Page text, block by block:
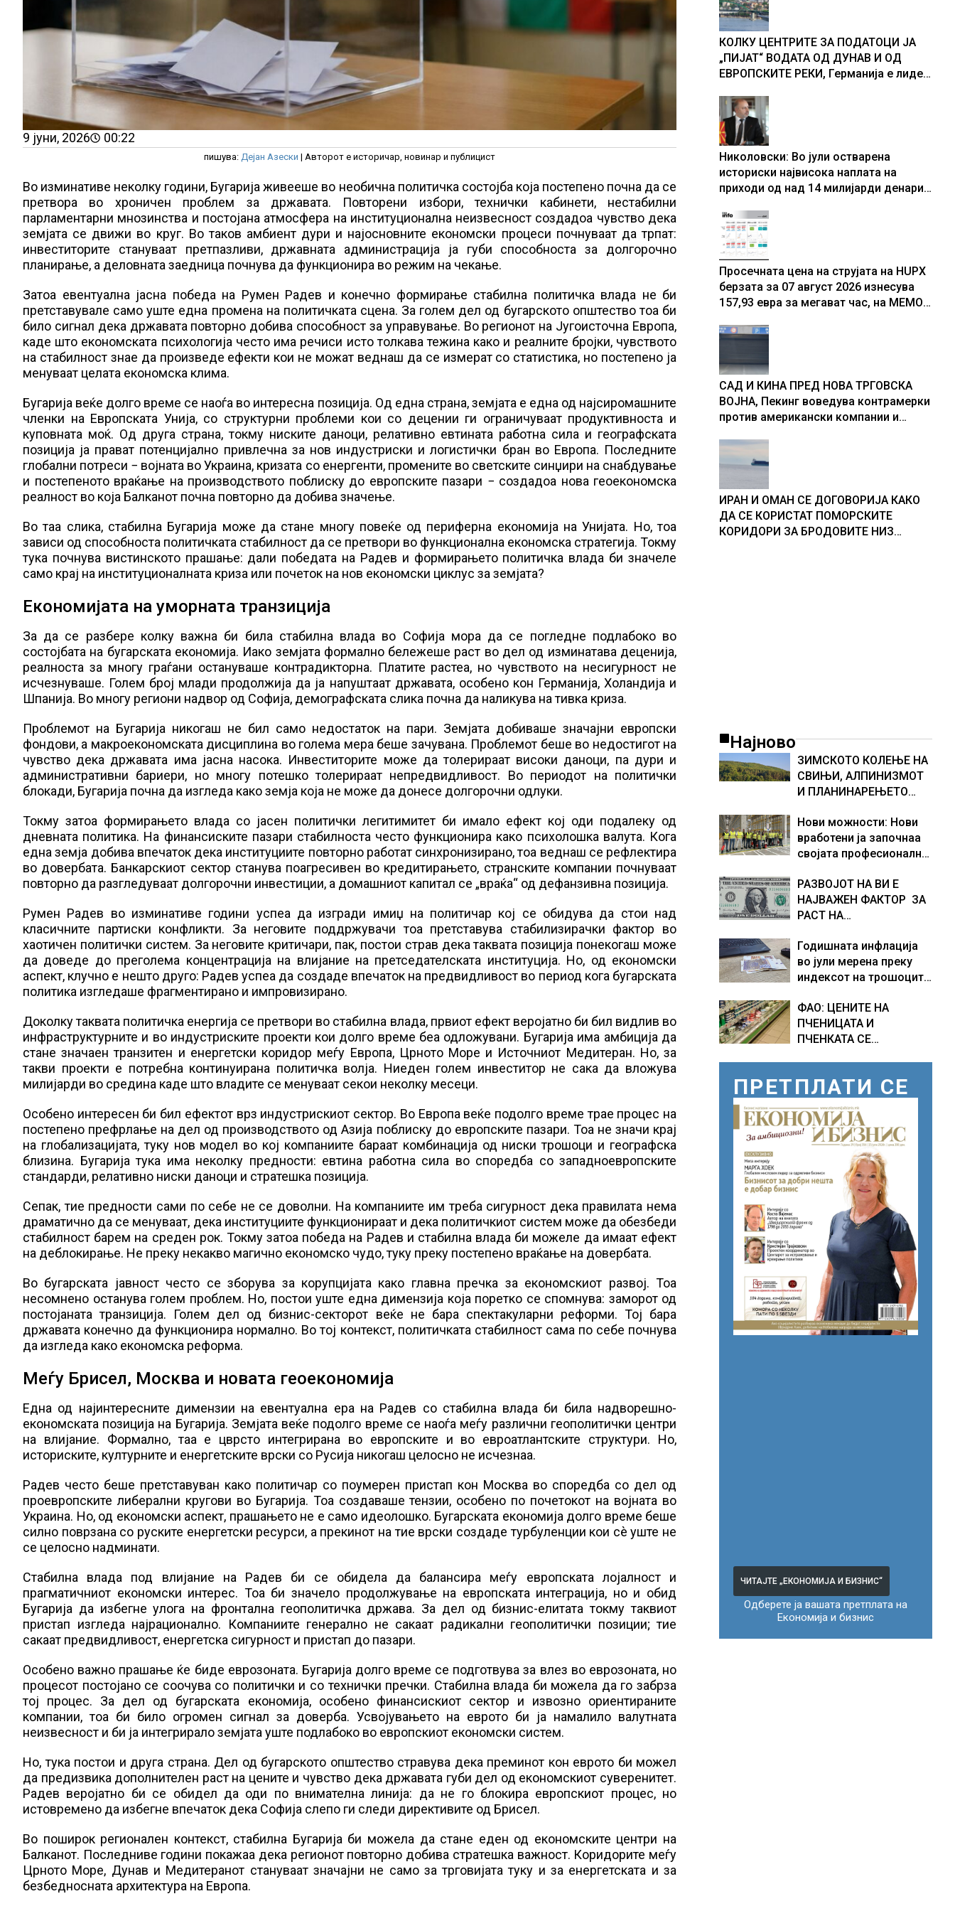
9 јуни, 2026 00:22
пишува: Дејан Азески | Авторот е историчар, новинар и публицист
Во изминативе неколку години, Бугарија живееше во необична политичка состојба која постепено почна да се
претвора во хроничен проблем за државата. Повторени избори, технички кабинети, нестабилни
парламентарни мнозинства и постојана атмосфера на институционална неизвесност создадоа чувство дека
земјата се движи во круг. Во таков амбиент дури и најосновните економски процеси почнуваат да трпат:
инвеститорите стануваат претпазливи, државната администрација ја губи способноста за долгорочно
планирање, а деловната заедница почнува да функционира во режим на чекање.
Затоа евентуална јасна победа на Румен Радев и конечно формирање стабилна политичка влада не би
претставувале само уште една промена на политичката сцена. За голем дел од бугарското општество тоа би
било сигнал дека државата повторно добива способност за управување. Во регионот на Југоисточна Европа,
каде што економската психологија често има речиси исто толкава тежина како и реалните бројки, чувството
на стабилност знае да произведе ефекти кои не можат веднаш да се измерaт со статистика, но постепено ја
менуваат целата економска клима.
Бугарија веќе долго време се наоѓа во интересна позиција. Од една страна, земјата е една од најсиромашните
членки на Европската Унија, со структурни проблеми кои со децении ги ограничуваат продуктивноста и
куповната моќ. Од друга страна, токму ниските даноци, релативно евтината работна сила и географската
позиција ја прават потенцијално привлечна за нов индустриски и логистички бран во Европа. Последните
глобални потреси − војната во Украина, кризата со енергенти, промените во светските синџири на снабдување
и постепеното враќање на производството поблиску до европските пазари − создадоа нова геоекономска
реалност во која Балканот почна повторно да добива значење.
Во таа слика, стабилна Бугарија може да стане многу повеќе од периферна економија на Унијата. Но, тоа
зависи од способноста политичката стабилност да се претвори во функционална економска стратегија. Токму
тука почнува вистинското прашање: дали победата на Радев и формирањето политичка влада би значеле
само крај на институционалната криза или почеток на нов економски циклус за земјата?
Економијата на уморната транзиција
За да се разбере колку важна би била стабилна влада во Софија мора да се погледне подлабоко во
состојбата на бугарската економија. Иако земјата формално бележеше раст во дел од изминатава деценија,
реалноста за многу граѓани остануваше контрадикторна. Платите растеа, но чувството на несигурност не
исчезнуваше. Голем број млади продолжија да ја напуштаат државата, особено кон Германија, Холандија и
Шпанија. Во многу региони надвор од Софија, демографската слика почна да наликува на тивка криза.
Проблемот на Бугарија никогаш не бил само недостаток на пари. Земјата добиваше значајни европски
фондови, а макроекономската дисциплина во голема мера беше зачувана. Проблемот беше во недостигот на
чувство дека државата има јасна насока. Инвеститорите може да толерираат високи даноци, па дури и
административни бариери, но многу потешко толерираат непредвидливост. Во периодот на политички
блокади, Бугарија почна да изгледа како земја која не може да донесе долгорочни одлуки.
Токму затоа формирањето влада со јасен политички легитимитет би имало ефект кој оди подалеку од
дневната политика. На финансиските пазари стабилноста често функционира како психолошка валута. Кога
една земја добива впечаток дека институциите повторно работат синхронизирано, тоа веднаш се рефлектира
во довербата. Банкарскиот сектор станува поагресивен во кредитирањето, странските компании почнуваат
повторно да разгледуваат долгорочни инвестиции, а домашниот капитал се „враќа“ од дефанзивна позиција.
Румен Радев во изминативе години успеа да изгради имиџ на политичар кој се обидува да стои над
класичните партиски конфликти. За неговите поддржувачи тоа претставува стабилизирачки фактор во
хаотичен политички систем. За неговите критичари, пак, постои страв дека таквата позиција понекогаш може
да доведе до преголема концентрација на влијание на претседателската институција. Но, од економски
аспект, клучно е нешто друго: Радев успеа да создаде впечаток на предвидливост во период кога бугарската
политика изгледаше фрагментирано и импровизирано.
Доколку таквата политичка енергија се претвори во стабилна влада, првиот ефект веројатно би бил видлив во
инфраструктурните и во индустриските проекти кои долго време беа одложувани. Бугарија има амбиција да
стане значаен транзитен и енергетски коридор меѓу Европа, Црното Море и Источниот Медитеран. Но, за
такви проекти е потребна континуирана политичка волја. Ниеден голем инвеститор не сака да вложува
милијарди во средина каде што владите се менуваат секои неколку месеци.
Особено интересен би бил ефектот врз индустрискиот сектор. Во Европа веќе подолго време трае процес на
постепено префрлање на дел од производството од Азија поблиску до европските пазари. Тоа не значи крај
на глобализацијата, туку нов модел во кој компаниите бараат комбинација од ниски трошоци и географска
близина. Бугарија тука има неколку предности: евтина работна сила во споредба со западноевропските
стандарди, релативно ниски даноци и стратешка позиција.
Сепак, тие предности сами по себе не се доволни. На компаниите им треба сигурност дека правилата нема
драматично да се менуваат, дека институциите функционираат и дека политичкиот систем може да обезбеди
стабилност барем на среден рок. Токму затоа победа на Радев и стабилна влада би можеле да имаат ефект
на деблокирање. Не преку некакво магично економско чудо, туку преку постепено враќање на довербата.
Во бугарската јавност често се зборува за корупцијата како главна пречка за економскиот развој. Тоа
несомнено останува голем проблем. Но, постои уште една димензија која поретко се спомнува: заморот од
постојаната транзиција. Голем дел од бизнис-секторот веќе не бара спектакуларни реформи. Тој бара
државата конечно да функционира нормално. Во тој контекст, политичката стабилност сама по себе почнува
да изгледа како економска реформа.
Меѓу Брисел, Москва и новата геоекономија
Една од најинтересните димензии на евентуална ера на Радев со стабилна влада би била надворешно-
економската позиција на Бугарија. Земјата веќе подолго време се наоѓа меѓу различни геополитички центри
на влијание. Формално, таа е цврсто интегрирана во европските и во евроатлантските структури. Но,
историските, културните и енергетските врски со Русија никогаш целосно не исчезнаа.
Радев често беше претставуван како политичар со поумерен пристап кон Москва во споредба со дел од
проевропските либерални кругови во Бугарија. Тоа создаваше тензии, особено по почетокот на војната во
Украина. Но, од економски аспект, прашањето не е само идеолошко. Бугарската економија долго време беше
силно поврзана со руските енергетски ресурси, а прекинот на тие врски создаде турбуленции кои сè уште не
се целосно надминати.
Стабилна влада под влијание на Радев би се обидела да балансира меѓу европската лојалност и
прагматичниот економски интерес. Тоа би значело продолжување на европската интеграција, но и обид
Бугарија да избегне улога на фронтална геополитичка држава. За дел од бизнис-елитата токму таквиот
пристап изгледа најрационално. Компаниите генерално не сакаат радикални геополитички позиции; тие
сакаат предвидливост, енергетска сигурност и пристап до пазари.
Особено важно прашање ќе биде еврозоната. Бугарија долго време се подготвува за влез во еврозоната, но
процесот постојано се соочува со политички и со технички пречки. Стабилна влада би можела да го забрза
тој процес. За дел од бугарската економија, особено финансискиот сектор и извозно ориентираните
компании, тоа би било огромен сигнал за доверба. Усвојувањето на еврото би ја намалило валутната
неизвесност и би ја интегрирало земјата уште подлабоко во европскиот економски систем.
Но, тука постои и друга страна. Дел од бугарското општество стравува дека преминот кон еврото би можел
да предизвика дополнителен раст на цените и чувство дека државата губи дел од економскиот суверенитет.
Радев веројатно би се обидел да оди по внимателна линија: да не го блокира европскиот процес, но
истовремено да избегне впечаток дека Софија слепо ги следи директивите од Брисел.
Во поширок регионален контекст, стабилна Бугарија би можела да стане еден од економските центри на
Балканот. Последниве години покажаа дека регионот повторно добива стратешка важност. Коридорите меѓу
Црното Море, Дунав и Медитеранот стануваат значајни не само за трговијата туку и за енергетската и за
безбедносната архитектура на Европа.
доживуваа овој настан што го
промени текот на историјата
КОЛКУ ЦЕНТРИТЕ ЗА ПОДАТОЦИ ЈА
„ПИЈАТ“ ВОДАТА ОД ДУНАВ И ОД
ЕВРОПСКИТЕ РЕКИ, Германија е лидер
центри за податоци
Николовски: Во јули остварена
историски највисока наплата на
приходи од над 14 милијарди денари
резултати
Просечната цена на струјата на HUPX
берзата за 07 август 2026 изнесува
157,93 евра за мегават час, на МЕМО
САД И КИНА ПРЕД НОВА ТРГОВСКА
ВОЈНА, Пекинг воведува контрамерки
против американски компании и
ИРАН И ОМАН СЕ ДОГОВОРИЈА КАКО
ДА СЕ КОРИСТАТ ПОМОРСКИТЕ
КОРИДОРИ ЗА БРОДОВИТЕ НИЗ
Најново
ЗИМСКОТО КОЛЕЊЕ НА
СВИЊИ, АЛПИНИЗМОТ
И ПЛАНИНАРЕЊЕТО
НА КУЛТУРНО
НАСЛЕДСТВО НА
СЛОВЕНИЈА
Нови можности: Нови
вработени ја започнаа
својата професионална
Логистичкиот центар во
Куманово
РАЗВОЈОТ НА ВИ Е
НАЈВАЖЕН ФАКТОР ЗА
РАСТ НА
ЕКОНОМИЈА
Годишната инфлација
во јули мерена преку
индексот на трошоците
ФАО: ЦЕНИТЕ НА
ПЧЕНИЦАТА И
ПЧЕНКАТА СЕ
бележат пониски цени
ПРЕТПЛАТИ СЕ
ЧИТАЈТЕ „ЕКОНОМИЈА И БИЗНИС“
Одберете ја вашата претплата на
Економија и бизнис